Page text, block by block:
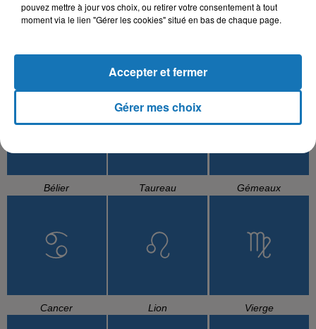
Bélier Taureau Gémeaux
Cancer Lion Vierge
pouvez mettre à jour vos choix, ou retirer votre consentement à tout
moment via le lien "Gérer les cookies" situé en bas de chaque page.
Gérer mes choix
Accepter et fermer